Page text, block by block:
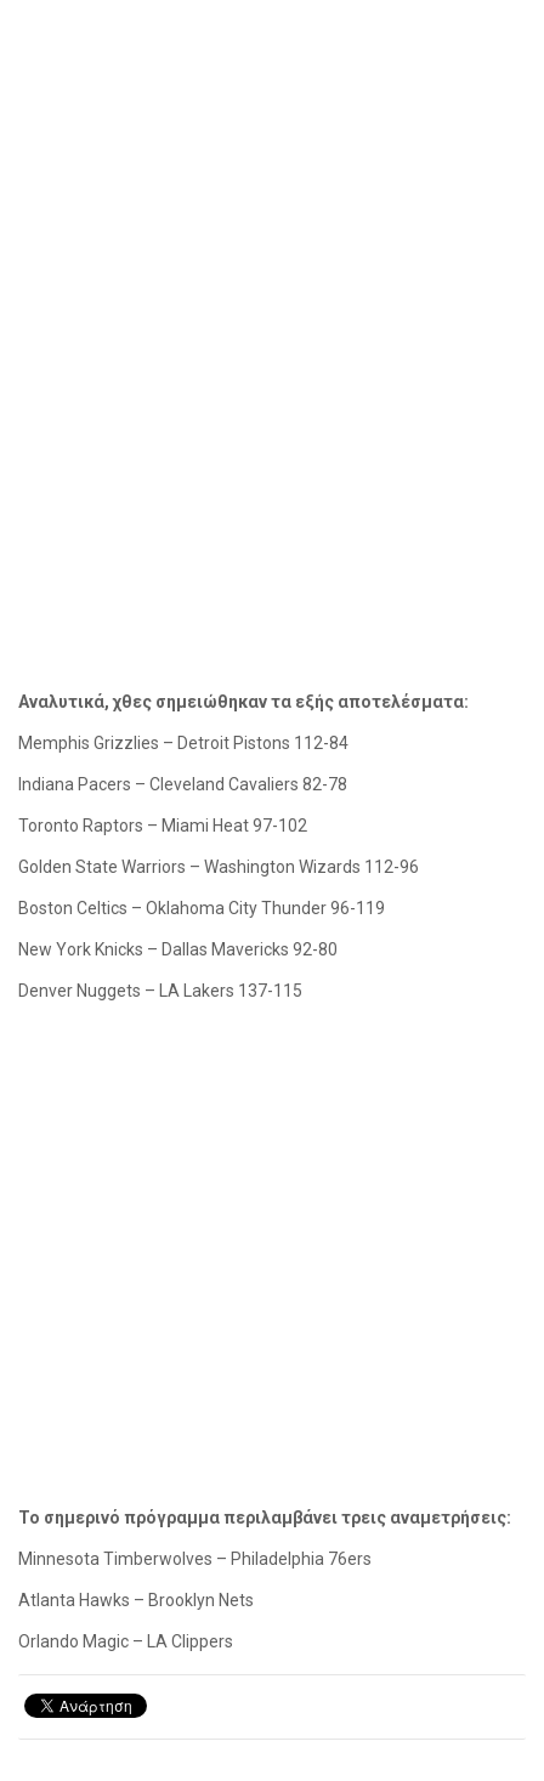
Αναλυτικά, χθες σημειώθηκαν τα εξής αποτελέσματα:
Memphis Grizzlies – Detroit Pistons 112-84
Indiana Pacers – Cleveland Cavaliers 82-78
Toronto Raptors – Miami Heat97-102
Golden State Warriors – Washington Wizards 112-96
Boston Celtics – Oklahoma City Thunder 96-119
New York Knicks – Dallas Mavericks 92-80
Denver Nuggets – LA Lakers 137-115
Το σημερινό πρόγραμμα περιλαμβάνει τρεις αναμετρήσεις:
Minnesota Timberwolves – Philadelphia 76ers
Atlanta Hawks – Brooklyn Nets
Orlando Magic – LA Clippers